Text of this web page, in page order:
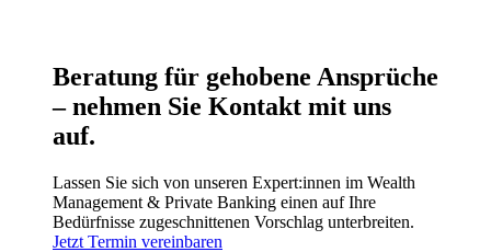
Beratung für gehobene Ansprüche
– nehmen Sie Kontakt mit uns
auf.
Lassen Sie sich von unseren Expert:innen im Wealth
Management & Private Banking einen auf Ihre
Bedürfnisse zugeschnittenen Vorschlag unterbreiten.
Jetzt Termin vereinbaren